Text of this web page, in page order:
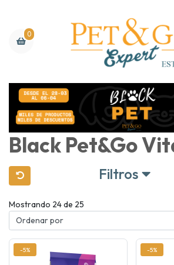
0
Black Pet&Go
Filtros
Mostrando 24 de 25
-5% -5%